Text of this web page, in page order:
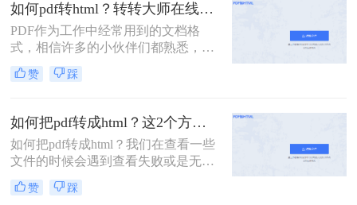
们想在PDF格式的模板上进行修改的
话会比较困难，那有什么方法可以将
模板转成HTML格式从而方便编辑
呢？今天分享二个pdf怎么转换成html
的方法给你们。
如何pdf转html？转转大师在线就能搞定！
PDF作为工作中经常用到的文档格
式，相信许多的小伙伴们都熟悉，虽
然该格式作为大家常用的格式，相信
大家也不会陌生，也知道该格式的优
果在特定的时候需要使用网页格式的
时候应该要去怎么办呢？这个时候我
们就需要使用文件格式转换来解决问
题了！具体操作是什么样的呢？小编
接下来就来为大家详细解答如何pdf转
html吧！
赞 踩
如何把pdf转成html？这2个方法超实用！
如何把pdf转成html？我们在查看一些
文件的时候会遇到查看失败或是无法
打开的情况。其实我们可以将PDF文
件转换成HTML格式，在该格式下文
赞 踩